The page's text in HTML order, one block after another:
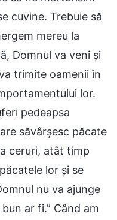
cuvine. Trebuie să
mereu la
Domnul va veni și
trimite oamenii în
lor.
pedeapsa
săvârșesc păcate
ceruri, atât timp
lor și se
nu va ajunge
ar fi.” Când am